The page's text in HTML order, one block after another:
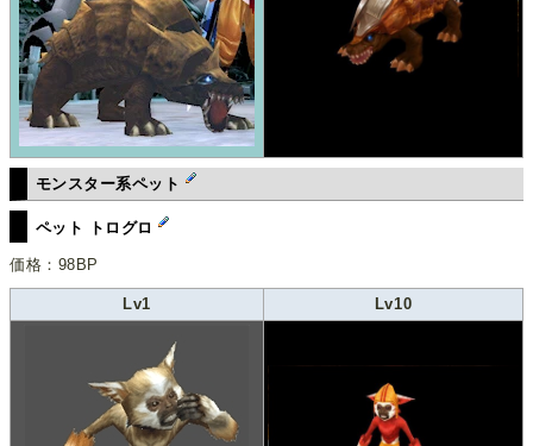
モンスター系ペット
ペット トログロ
価格：98BP
Lv1 Lv10